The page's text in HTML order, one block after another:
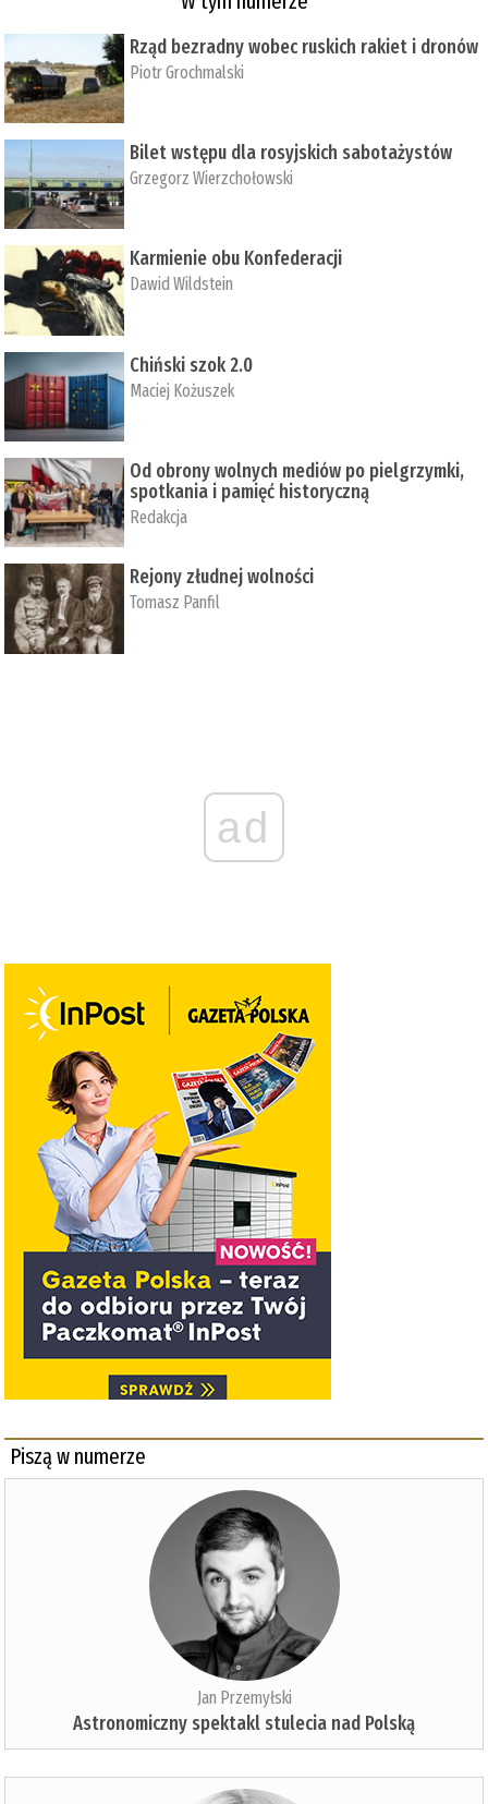
Rząd bezradny wobec ruskich rakiet i dronów
Piotr Grochmalski
Bilet wstępu dla rosyjskich sabotażystów
Grzegorz Wierzchołowski
Karmienie obu Konfederacji
Dawid Wildstein
Chiński szok 2.0
Maciej Kożuszek
Od obrony wolnych mediów po pielgrzymki,
spotkania i pamięć historyczną
Redakcja
Rejony złudnej wolności
Tomasz Panfil
ad
Piszą w numerze
Jan Przemyłski
Astronomiczny spektakl stulecia nad Polską